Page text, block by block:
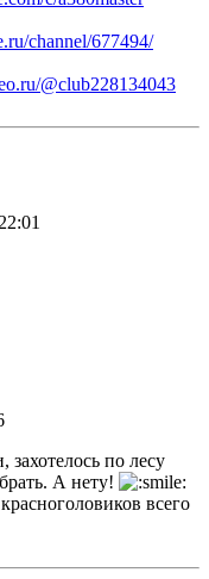
channel/677494/
@club228134043
по лесу
А нету!
всего